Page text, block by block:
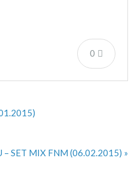
0
– SET MIX FNM (06.02.2015) »